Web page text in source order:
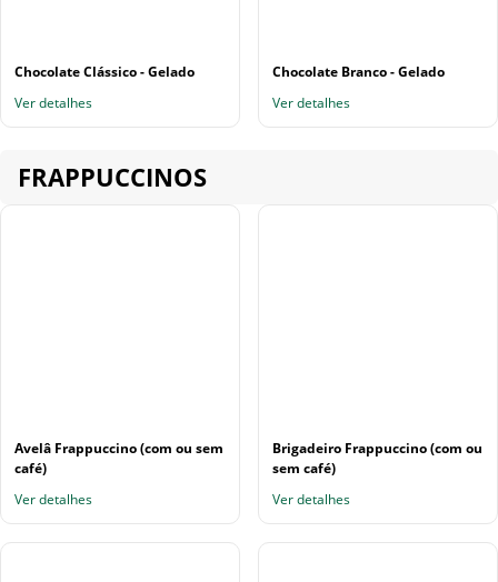
Chocolate Clássico - Gelado
Ver detalhes
Chocolate Branco - Gelado
Ver detalhes
FRAPPUCCINOS
Avelâ Frappuccino (com ou sem
café)
Ver detalhes
Brigadeiro Frappuccino (com ou
sem café)
Ver detalhes